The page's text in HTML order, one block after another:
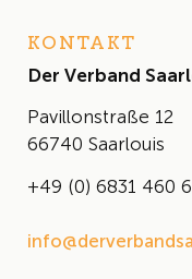
KONTAKT
Der Verband
Pavillonstraße 12
66740 Saarlouis
+49 (0) 6831 460